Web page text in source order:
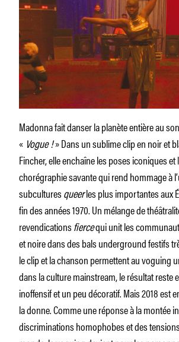
Madonna fait danser la planète entière au
« Vogue !» Dans un sublime clip en noir et
Fincher, elle enchaîne les poses iconiques
chorégraphie savante qui rend hommage à
subculturesqueerles plus importantes aux
fin des années 1970. Un mélange de
revendicationsfiercequi unit les
et noire dans des bals underground festifs
le clip et la chanson permettent au voguing
dans la culture mainstream, le résultat reste
inoffensif et un peu décoratif. Mais 2018 est
la donne. Comme une réponse à la montée
discriminations homophobes et des